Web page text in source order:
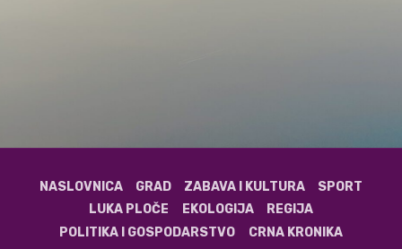
NASLOVNICA GRAD ZABAVA I KULTURA
SPORT
LUKA PLOČE
EKOLOGIJA
REGIJA
POLITIKA I GOSPODARSTVO
CRNA KRONIKA